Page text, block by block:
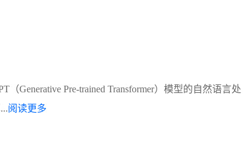
Generative Pre-trained Transformer）模型的自然语言处
阅读更多